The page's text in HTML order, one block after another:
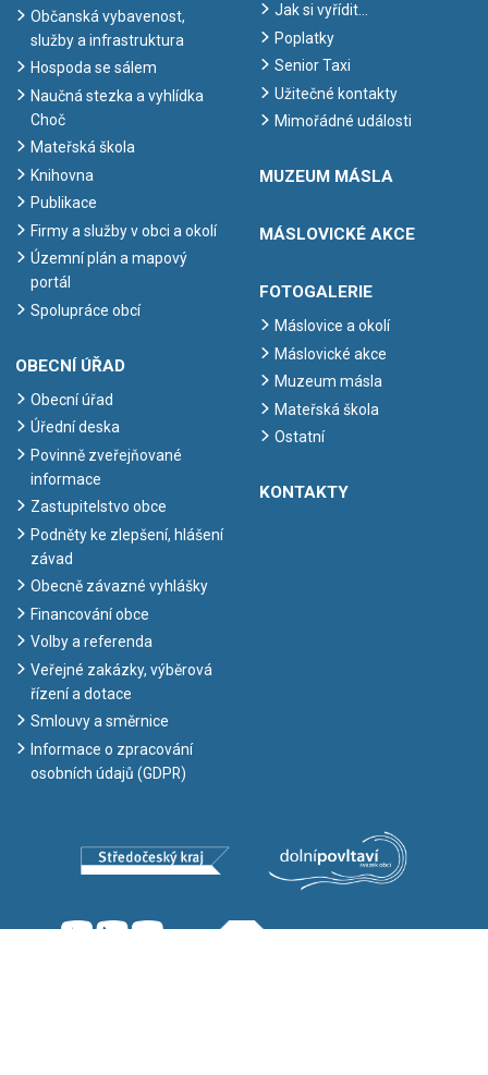
Občanská vybavenost,
služby a infrastruktura
Hospoda se sálem
Naučná stezka a vyhlídka
Choč
Mateřská škola
Knihovna
Publikace
Firmy a služby v obci a okolí
Územní plán a mapový
portál
Spolupráce obcí
OBECNÍ ÚŘAD
Obecní úřad
Úřední deska
Povinně zveřejňované
informace
Zastupitelstvo obce
Podněty ke zlepšení, hlášení
závad
Obecně závazné vyhlášky
Financování obce
Volby a referenda
Veřejné zakázky, výběrová
řízení a dotace
Smlouvy a směrnice
Informace o zpracování
osobních údajů (GDPR)
Jak si vyřídit…
Poplatky
Senior Taxi
Užitečné kontakty
Mimořádné události
MUZEUM MÁSLA
MÁSLOVICKÉ AKCE
FOTOGALERIE
Máslovice a okolí
Máslovické akce
Muzeum másla
Mateřská škola
Ostatní
KONTAKTY